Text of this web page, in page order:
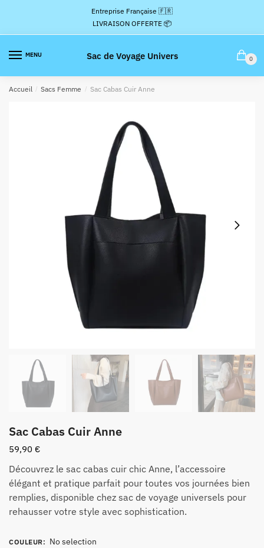
la
navigation
contenu
Entreprise Française 🇫🇷
LIVRAISON OFFERTE 📦
MENU Sac de Voyage Univers 0
Accueil / Sacs Femme / Sac Cabas Cuir Anne
Sac Cabas Cuir Anne
59,90 €
Découvrez le sac cabas cuir chic Anne, l’accessoire
élégant et pratique parfait pour toutes vos journées bien
remplies, disponible chez sac de voyage universels pour
rehausser votre style avec sophistication.
COULEUR: No selection